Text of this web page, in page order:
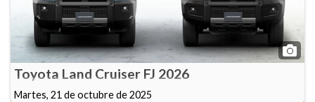
Toyota Land Cruiser FJ 2026
Martes, 21 de octubre de 2025